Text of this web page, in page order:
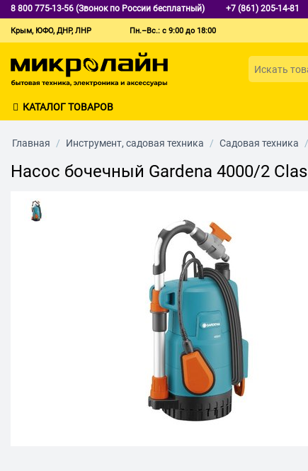
8 800 775-13-56 (Звонок по России бесплатный) +7 (861) 205-14-81
Крым, ЮФО, ДНР, ЛНР Пн.–Вс.: с 9:00 до 18:00
КАТАЛОГ ТОВАРОВ
Главная / Инструмент, садовая техника / Садовая техника /
Насос бочечный Gardena 4000/2